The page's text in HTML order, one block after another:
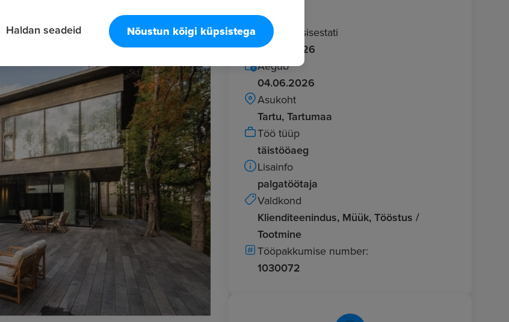
Kuulutus sisestati
05.05.2026
Aegub
04.06.2026
Asukoht
Tartu, Tartumaa
Töö tüüp
täistööaeg
Lisainfo
palgatöötaja
Valdkond
Klienditeenindus, Müük, Tööstus /
Tootmine
Tööpakkumise number:
1030072
Nõustun kõigi küpsistega
Haldan seadeid